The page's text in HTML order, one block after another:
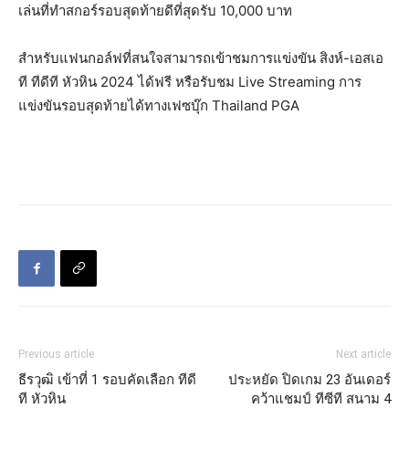
เล่นที่ทำสกอร์รอบสุดท้ายดีที่สุดรับ 10,000 บาท
สำหรับแฟนกอล์ฟที่สนใจสามารถเข้าชมการแข่งขัน สิงห์-เอสเอ
ที ทีดีที หัวหิน 2024 ได้ฟรี หรือรับชม Live Streaming การ
แข่งขันรอบสุดท้ายได้ทางเฟซบุ๊ก Thailand PGA
Previous article
ธีรวุฒิ เข้าที่ 1 รอบคัดเลือก ทีดี
ที หัวหิน
Next article
ประหยัด ปิดเกม 23 อันเดอร์
คว้าแชมป์ ทีซีที สนาม 4